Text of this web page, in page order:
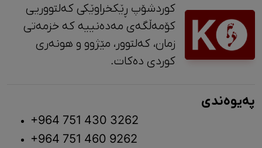
کوردشۆپ ڕێکخراوێکی کەلتووریی
کۆمەڵگەی مەدەنییە کە خزمەتی
زمان، کەلتوور، مێژوو و ‎هونەری
کوردی دەکات.
پەیوەندی
+964 751 430 3262
+964 751 460 9262